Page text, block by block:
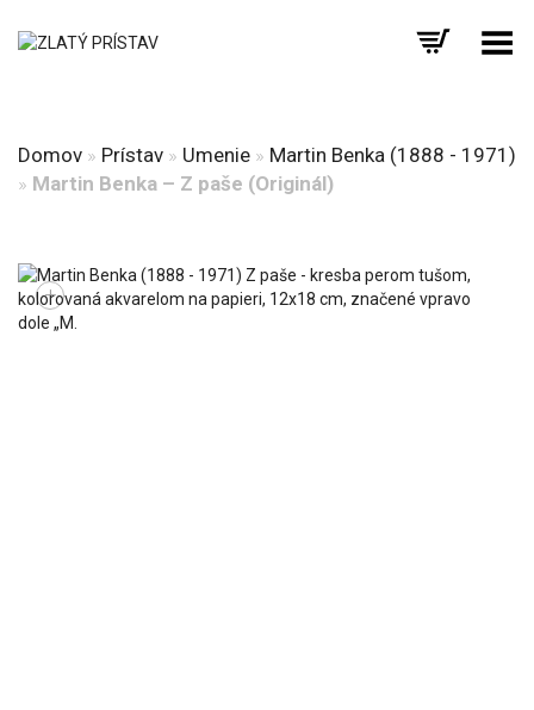
Prepnúť menu
Domov » Prístav » Umenie » Martin Benka (1888 - 1971)
» Martin Benka – Z paše (Originál)
+